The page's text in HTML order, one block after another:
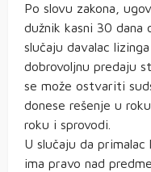
Po slovu zakona,
dužnik kasni 30
slučaju davalac
dobrovoljnu predaju
se može ostvariti
donese rešenje u
roku i sprovodi.
U slučaju da
ima pravo nad